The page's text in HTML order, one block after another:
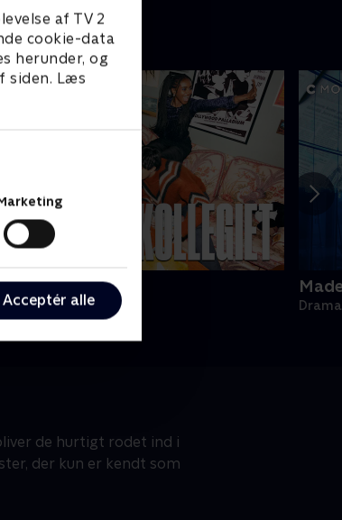
af TV 2
cookie-data
herunder, og
siden. Læs
Acceptér alle
de hurtigt rodet ind i
der kun er kendt som